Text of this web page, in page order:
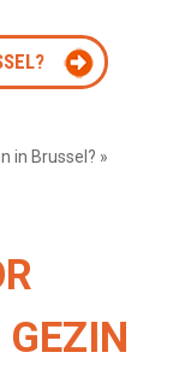
in Brussel? »